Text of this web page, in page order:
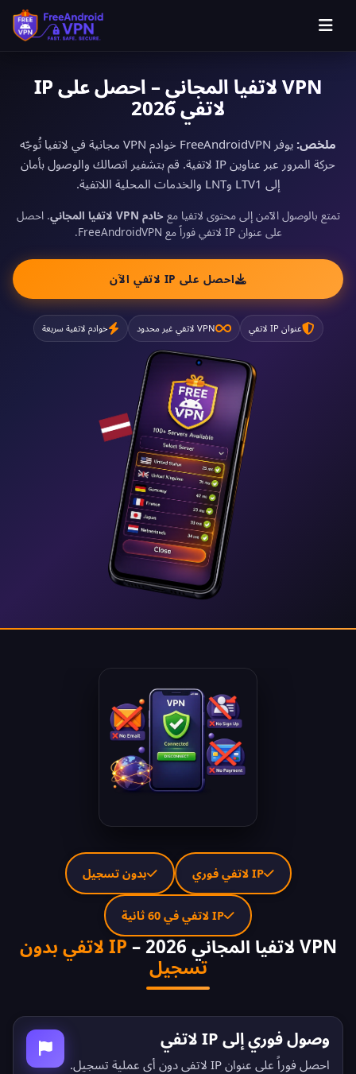
VPN لاتفيا المجاني – احصل على IP
لاتفي 2026
ملخص:
يوفر FreeAndroidVPN خوادم VPN مجانية في لاتفيا تُوجّه
حركة المرور عبر عناوين IP لاتفية. قم بتشفير اتصالك والوصول بأمان
إلى LTV1 وLNT والخدمات المحلية اللاتفية.
تمتع بالوصول الآمن إلى محتوى لاتفيا مع خادم VPN لاتفيا المجاني
. احصل
على عنوان IP لاتفي فوراً مع FreeAndroidVPN.
احصل على IP لاتفي الآن
عنوان IP لاتفي VPN لاتفي غير محدود خوادم لاتفية سريعة
VPN لاتفيا المجاني 2026 –
IP لاتفي بدون
تسجيل
وصول فوري إلى IP لاتفي
احصل فوراً على عنوان IP لاتفي دون أي عملية تسجيل.
IP لاتفي فوري بدون تسجيل
IP لاتفي في 60 ثانية